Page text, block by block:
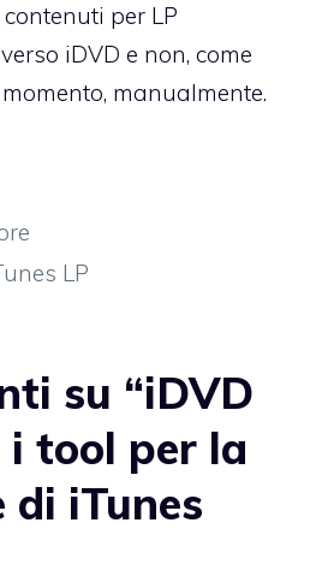
per LP
iDVD e non, come
manualmente.
LP
su “iDVD
tool per la
di iTunes